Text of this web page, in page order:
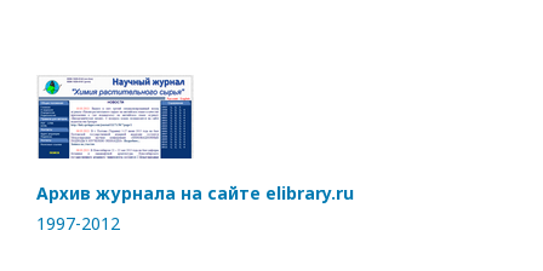
Архив журнала на сайте elibrary.ru
1997-2012